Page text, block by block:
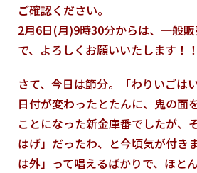
ご確認ください。
2月6日(月)9時30分からは、一般
で、よろしくお願いいたします！！
さて、今日は節分。「わりいごは
日付が変わったとたんに、鬼の面
ことになった新金庫番でしたが、
はげ」だったわ、と今頃気が付き
は外」って唱えるばかりで、ほと